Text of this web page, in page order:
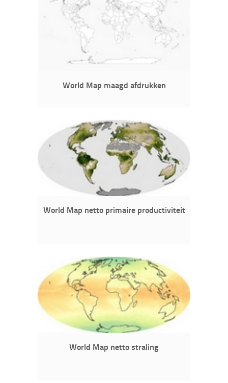
World Map maagd afdrukken
World Map netto primaire productiviteit
World Map netto straling